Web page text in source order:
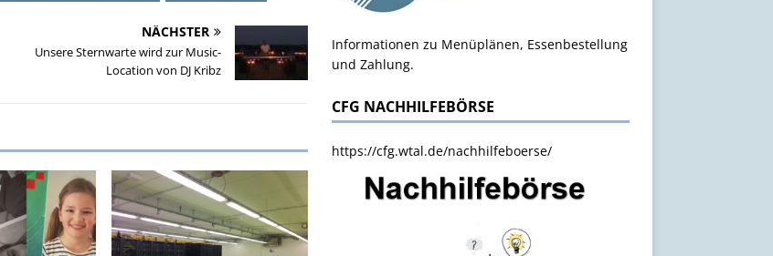
NÄCHSTER
Unsere Sternwarte wird zur Music-
Location von DJ Kribz
Informationen zu Menüplänen, Essenbestellung
und Zahlung.
CFG NACHHILFEBÖRSE
https://cfg.wtal.de/nachhilfeboerse/